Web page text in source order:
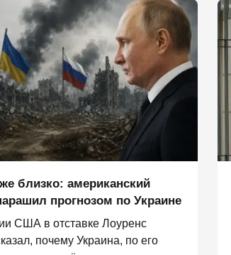
близко: американский
прогнозом по Украине
США в отставке Лоуренс
почему Украина, по его